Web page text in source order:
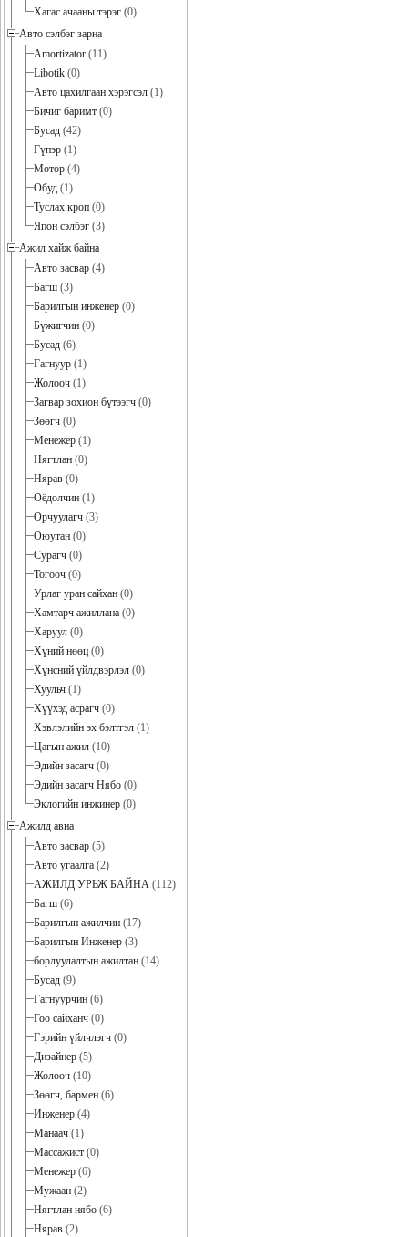
Хагас ачааны тэрэг (0)
Авто сэлбэг зарна
Amortizator (11)
Libotik (0)
Авто цахилгаан хэрэгсэл (1)
Бичиг баримт (0)
Бусад (42)
Гүпэр (1)
Мотор (4)
Обуд (1)
Туслах кроп (0)
Япон сэлбэг (3)
Ажил хайж байна
Авто засвар (4)
Багш (3)
Барилгын инженер (0)
Бүжигчин (0)
Бусад (6)
Гагнуур (1)
Жолооч (1)
Загвар зохион бүтээгч (0)
Зөөгч (0)
Менежер (1)
Нягтлан (0)
Нярав (0)
Оёдолчин (1)
Орчуулагч (3)
Оюутан (0)
Сурагч (0)
Тогооч (0)
Урлаг уран сайхан (0)
Хамтарч ажиллана (0)
Харуул (0)
Хүний нөөц (0)
Хүнсний үйлдвэрлэл (0)
Хуульч (1)
Хүүхэд асрагч (0)
Хэвлэлийн эх бэлтгэл (1)
Цагын ажил (10)
Эдийн засагч (0)
Эдийн засагч Нябо (0)
Эклогийн инжинер (0)
Ажилд авна
Авто засвар (5)
Авто угаалга (2)
АЖИЛД УРЬЖ БАЙНА (112)
Багш (6)
Барилгын ажилчин (17)
Барилгын Инженер (3)
борлуулалтын ажилтан (14)
Бусад (9)
Гагнуурчин (6)
Гоо сайханч (0)
Гэрийн үйлчлэгч (0)
Дизайнер (5)
Жолооч (10)
Зөөгч, бармен (6)
Инженер (4)
Манаач (1)
Массажист (0)
Менежер (6)
Мужаан (2)
Нягтлан нябо (6)
Нярав (2)